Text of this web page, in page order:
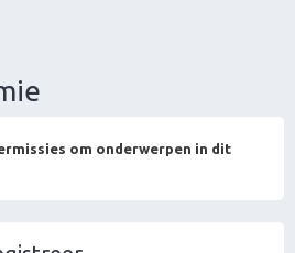
om onderwerpen in dit